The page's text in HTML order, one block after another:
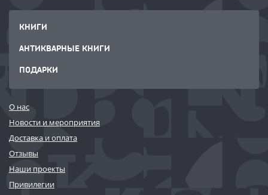
КНИГИ
АНТИКВАРНЫЕ КНИГИ
ПОДАРКИ
О нас
Новости и мероприятия
Доставка и оплата
Отзывы
Наши проекты
Привилегии